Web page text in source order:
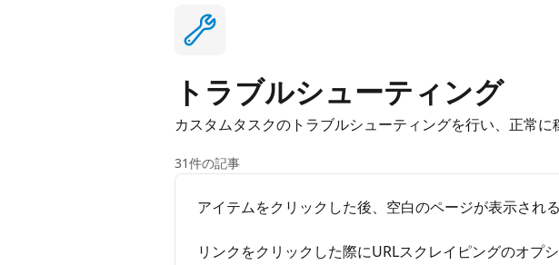
トラブルシューティング
カスタムタスクのトラブルシューティングを行い、正常に
31件の記事
アイテムをクリックした後、空白のページが表示され
リンクをクリックした際にURLスクレイピングのオプ